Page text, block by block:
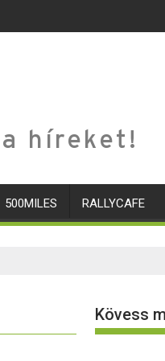
híreket!
500MILES RALLYCAFE
Kövess